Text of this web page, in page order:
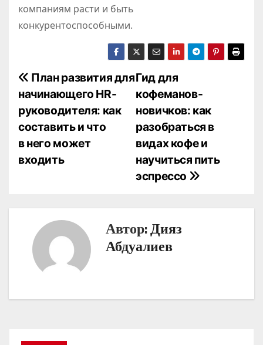
компаниям расти и быть
конкурентоспособными.
Н
а
в
и
з
Гид для
кофеманов-
новичков: как
разобраться в
видах кофе и
научиться пить
эспрессо
План развития для
начинающего HR-
руководителя: как
составить и что
в него может
входить
Автор:Дияз
Абдуалиев